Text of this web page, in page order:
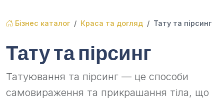
Бізнес каталог Краса та догляд Тату та пірсинг
Тату та пірсинг
Татуювання та пірсинг — це способи
самовираження та прикрашання тіла, що